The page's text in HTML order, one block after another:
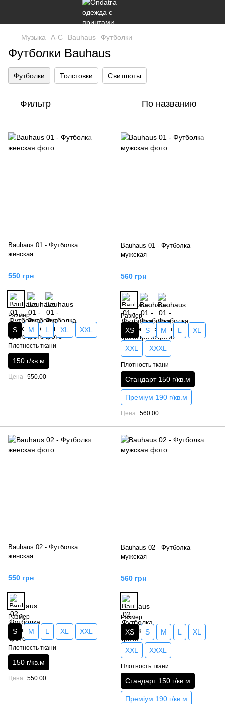
Музыка A-C Bauhaus Футболки
Футболки Bauhaus
Футболки Толстовки Свитшоты
Фильтр По названию
Bauhaus 01 - Футболка
женская
550 грн
Размер
S M L XL XXL
Плотность ткани
150 г/кв.м
Цена 550.00
Bauhaus 01 - Футболка
мужская
560 грн
Размер
XS S M L XL
XXL XXXL
Плотность ткани
Стандарт 150 г/кв.м
Преміум 190 г/кв.м
Цена 560.00
Bauhaus 02 - Футболка
женская
550 грн
Размер
S M L XL XXL
Плотность ткани
150 г/кв.м
Цена 550.00
Bauhaus 02 - Футболка
мужская
560 грн
Размер
XS S M L XL
XXL XXXL
Плотность ткани
Стандарт 150 г/кв.м
Преміум 190 г/кв.м